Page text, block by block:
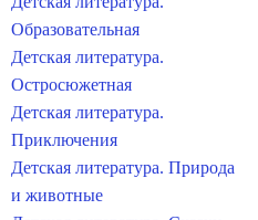
Образовательная
Детская литература.
Остросюжетная
Детская литература.
Приключения
Детская литература. Природа
и животные